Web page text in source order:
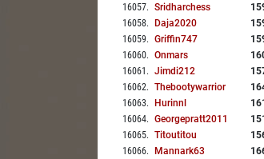
16057. Sridharchess
16058. Daja2020
16059. Griffin747
16060. Onmars
16061 . Jimdi212
16062. Thebootywarrior
16063. Hurinnl
16064. Georgepratt2011
16065. Titoutitou
16066. Mannark63